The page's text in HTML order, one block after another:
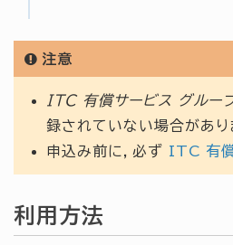
注意
ITC 有償サービス グルー
録されていない場合があり
申込み前に，必ず ITC 有
利用方法